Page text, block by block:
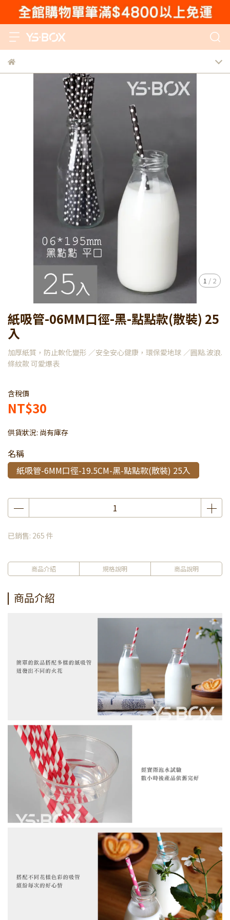
1 / 2
紙吸管-06MM口徑-黑-點點款(散裝) 25
入
加厚紙質，防止軟化變形 ／安全安心健康，環保愛地球 ／圓點.波浪.
條紋款 可愛爆表
含稅價
NT$30
供貨狀況: 尚有庫存
名稱
紙吸管-6MM口徑-19.5CM-黑-點點款(散裝) 25入
已銷售: 265 件
商品介紹 規格說明 商品說明
商品介紹